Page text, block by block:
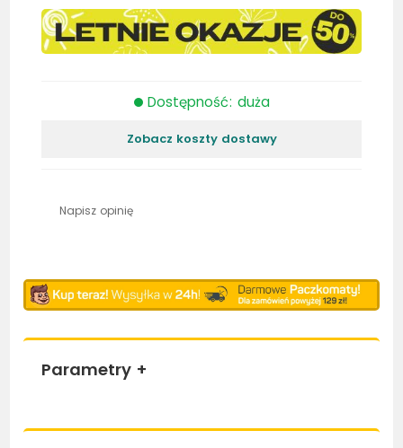
Dostępność: duża
Zobacz koszty dostawy
Napisz opinię
Parametry +